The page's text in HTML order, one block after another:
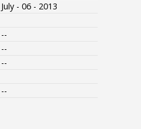
July - 06 - 2013
--
--
--
--